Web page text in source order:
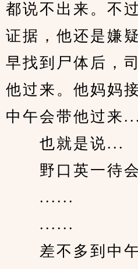
都说不出来。不
证据，他还是嫌
早找到尸体后，
他过来。他妈妈
中午会带他过来
也就是说...
野口英一待会
......
......
差不多到中午